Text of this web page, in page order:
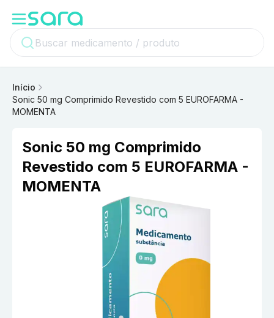
Início
Sonic 50 mg Comprimido Revestido com 5 EUROFARMA -
MOMENTA
Sonic 50 mg Comprimido
Revestido com 5 EUROFARMA -
MOMENTA